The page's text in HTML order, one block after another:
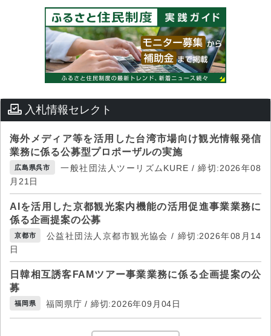
入札情報セレクト
海外メディア等を活用した台湾市場向け観光情報発信
業務に係る公募型プロポーザルの実施
広島県呉市
一般社団法人ツーリズムKURE / 締切:2026年08
月21日
AIを活用した京都観光案内機能の活用促進事業業務に
係る企画提案の公募
京都市
公益社団法人京都市観光協会 / 締切:2026年08月14
日
日韓相互誘客FAMツアー事業業務に係る企画提案の公
募
福岡県 福岡県庁 / 締切:2026年09月04日